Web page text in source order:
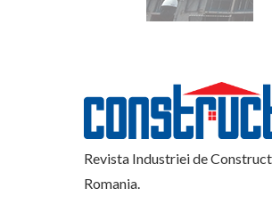
Revista Industriei de
Romania.